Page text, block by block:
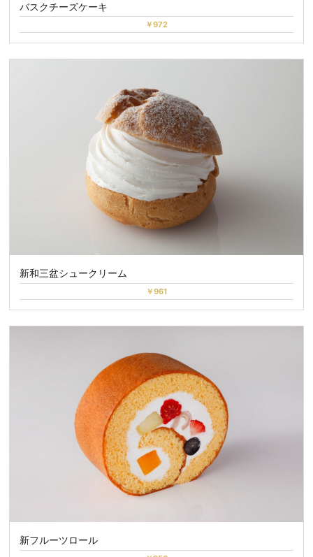
バスクチーズケーキ
￥972
新和三盆シュークリーム
￥961
新フルーツロール